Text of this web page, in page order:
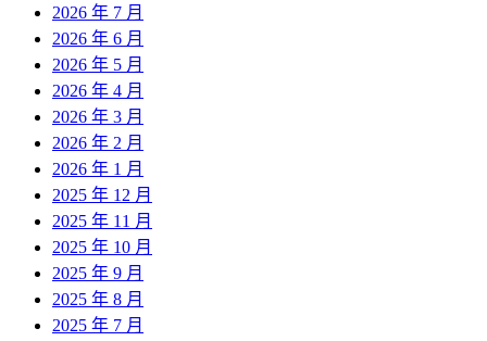
2026 年 7 月
2026 年 6 月
2026 年 5 月
2026 年 4 月
2026 年 3 月
2026 年 2 月
2026 年 1 月
2025 年 12 月
2025 年 11 月
2025 年 10 月
2025 年 9 月
2025 年 8 月
2025 年 7 月